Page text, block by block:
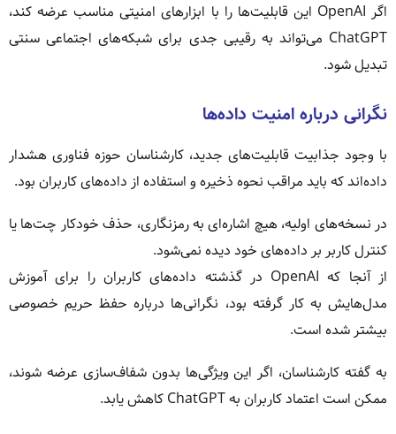
اگر OpenAI این قابلیت‌ها را با ابزارهای امنیتی مناسب عرضه کند،
ChatGPT می‌تواند به رقیبی جدی برای شبکه‌های اجتماعی سنتی
تبدیل شود.
نگرانی درباره امنیت داده‌ها
با وجود جذابیت قابلیت‌های جدید، کارشناسان حوزه فناوری هشدار
داده‌اند که باید مراقب نحوه ذخیره و استفاده از داده‌های کاربران بود.
در نسخه‌های اولیه، هیچ اشاره‌ای به رمزنگاری، حذف خودکار چت‌ها یا
کنترل کاربر بر داده‌های خود دیده نمی‌شود.
از آنجا که OpenAI در گذشته داده‌های کاربران را برای آموزش
مدل‌هایش به کار گرفته بود، نگرانی‌ها درباره حفظ حریم خصوصی
بیشتر شده است.
به گفته کارشناسان، اگر این ویژگی‌ها بدون شفاف‌سازی عرضه شوند،
ممکن است اعتماد کاربران به ChatGPT کاهش یابد.